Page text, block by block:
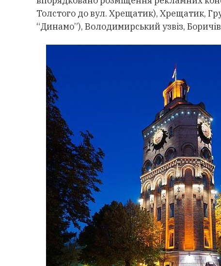
Толстого до вул. Хрещатик), Хрещатик,
“Динамо”), Володимирський узвіз,